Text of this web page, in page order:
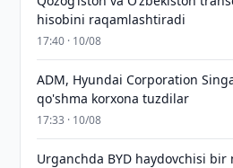
hisobini raqamlashtiradi
17:40 · 10/08
ADM, Hyundai Corporation
qo'shma korxona tuzdilar
17:33 · 10/08
Urganchda BYD haydovchisi